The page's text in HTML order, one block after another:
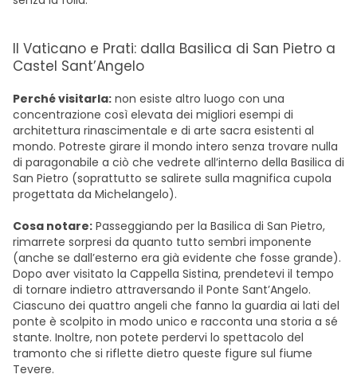
Il Vaticano e Prati: dalla Basilica di San Pietro a
Castel Sant’Angelo
Perché visitarla: non esiste altro luogo con una
concentrazione così elevata dei migliori esempi di
architettura rinascimentale e di arte sacra esistenti al
mondo. Potreste girare il mondo intero senza trovare nulla
di paragonabile a ciò che vedrete all’interno della Basilica di
San Pietro (soprattutto se salirete sulla magnifica cupola
progettata da Michelangelo).
Cosa notare: Passeggiando per la Basilica di San Pietro,
rimarrete sorpresi da quanto tutto sembri imponente
(anche se dall’esterno era già evidente che fosse grande).
Dopo aver visitato la Cappella Sistina, prendetevi il tempo
di tornare indietro attraversando il Ponte Sant’Angelo.
Ciascuno dei quattro angeli che fanno la guardia ai lati del
ponte è scolpito in modo unico e racconta una storia a sé
stante. Inoltre, non potete perdervi lo spettacolo del
tramonto che si riflette dietro queste figure sul fiume
Tevere.